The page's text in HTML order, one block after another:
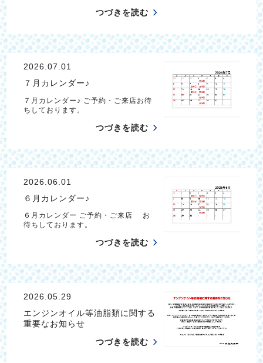
つづきを読む
2026.07.01
７月カレンダー♪
７月カレンダー♪ ご予約・ご来店お待
ちしております。
つづきを読む
2026.06.01
６月カレンダー♪
６月カレンダー ご予約・ご来店 お
待ちしております。
つづきを読む
2026.05.29
エンジンオイル等油脂類に関する
重要なお知らせ
つづきを読む